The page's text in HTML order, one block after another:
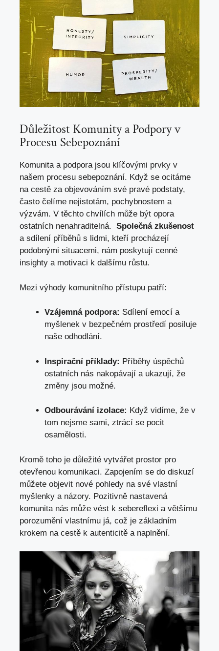
Důležitost Komunity a ⁢Podpory ‍v⁤
Procesu ⁢Sebepoznání
Komunita ‍a podpora jsou klíčovými prvky v
našem procesu⁤ sebepoznání. Když se ⁣ocitáme
na ‍cestě​ za⁣ objevováním své pravé podstaty,⁢
často čelíme nejistotám, pochybnostem a
výzvám. V těchto chvílích ⁢může⁢ být opora
ostatních nenahraditelná. ‍ Společná zkušenost
a‍ sdílení příběhů ‌s⁤ lidmi,‍ kteří procházejí
podobnými situacemi, ​nám poskytují⁣ cenné ​
insighty ⁤a​ motivaci k​ dalšímu ‌růstu.
Mezi výhody komunitního‍ přístupu ‍patří:
Vzájemná ​podpora: Sdílení emocí a
myšlenek‌ v bezpečném prostředí posiluje‍
naše odhodlání.
Inspirační příklady: Příběhy úspěchů⁢
ostatních nás nakopávají a‍ ukazují, že
změny‌ jsou ⁣možné.
Odbourávání izolace: Když ‌vidíme, že⁤ v
tom nejsme sami,‌ ztrácí‌ se pocit
osamělosti.
Kromě ​toho je důležité ⁤vytvářet prostor pro
otevřenou komunikaci. Zapojením se⁢ do diskuzí‍
můžete objevit nové pohledy na své vlastní
‍myšlenky a⁣ názory. Pozitivně ‍nastavená
komunita nás může​ vést k⁢ sebereflexi a většímu
porozumění vlastnímu já,‍ což je ‍základním​
krokem na cestě k ⁣autenticitě a naplnění.